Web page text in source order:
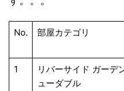
No. 部屋カテゴリ
1
リバーサイド ガーデ
ューダブル